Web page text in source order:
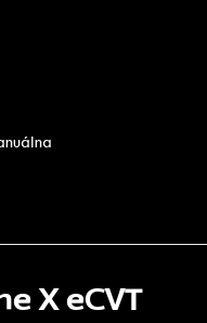
X eCVT